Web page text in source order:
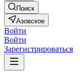
Поиск
Азовское
Войти
Войти
Зарегистрироваться